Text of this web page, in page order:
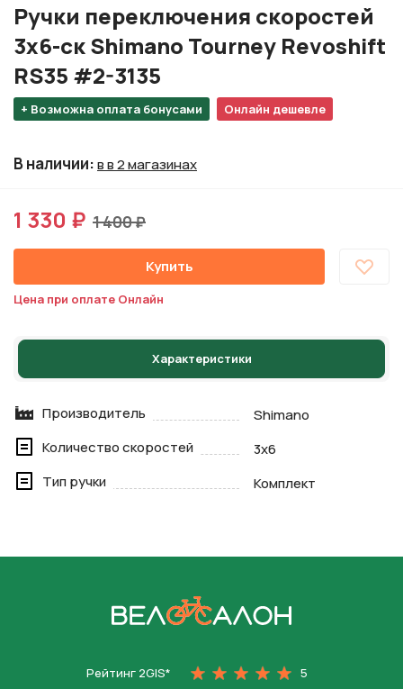
+ Возможна оплата бонусами Онлайн дешевле
Ручки переключения скоростей
3х6-ск Shimano Tourney Revoshift
RS35 #2-3135
В наличии:в в 2 магазинах
1 330 ₽ 1 400 ₽
Купить
Цена при оплате Онлайн
Характеристики
Производитель
Shimano
Количество скоростей
3х6
Тип ручки
Комплект
Рейтинг 2GIS*
5